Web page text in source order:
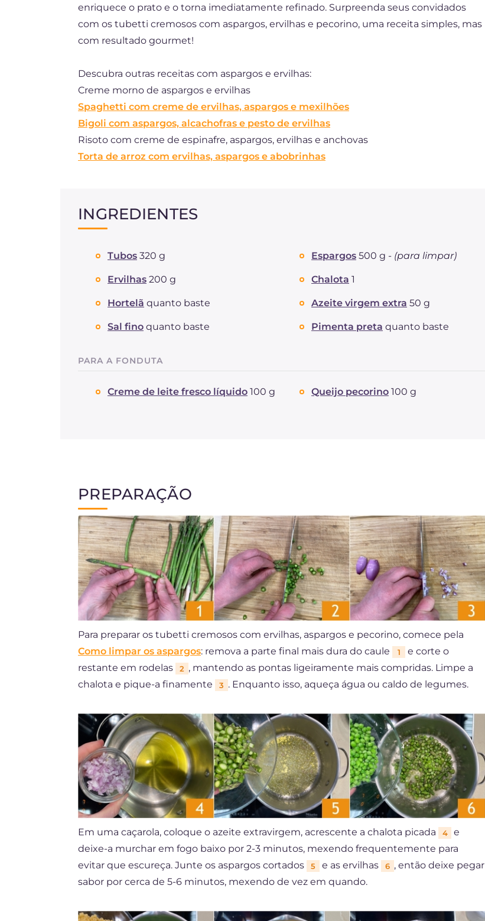
enriquece o prato e o torna imediatamente refinado. Surpreenda seus convidados
com os tubetti cremosos com aspargos, ervilhas e pecorino, uma receita simples, mas
com resultado gourmet!
Descubra outras receitas com aspargos e ervilhas:
Creme morno de aspargos e ervilhas
Spaghetti com creme de ervilhas, aspargos e mexilhões
Bigoli com aspargos, alcachofras e pesto de ervilhas
Risoto com creme de espinafre, aspargos, ervilhas e anchovas
Torta de arroz com ervilhas, aspargos e abobrinhas
INGREDIENTES
Tubos 320 g Espargos 500 g - (para limpar)
Ervilhas 200 g Chalota 1
Hortelã quanto baste Azeite virgem extra 50 g
Sal fino quanto baste Pimenta preta quanto baste
PARA A FONDUTA
Creme de leite fresco líquido 100 g Queijo pecorino 100 g
PREPARAÇÃO
Para preparar os tubetti cremosos com ervilhas, aspargos e pecorino, comece pela
Como limpar os aspargos: remova a parte final mais dura do caule 1
e corte o
restante em rodelas
2 , mantendo as pontas ligeiramente mais compridas. Limpe a
chalota e pique-a finamente
3 . Enquanto isso, aqueça água ou caldo de legumes.
Em uma caçarola, coloque o azeite extravirgem, acrescente a chalota picada 4
e
deixe-a murchar em fogo baixo por 2-3 minutos, mexendo frequentemente para
evitar que escureça. Junte os aspargos cortados
5 e as ervilhas 6 , então deixe pegar
sabor por cerca de 5-6 minutos, mexendo de vez em quando.